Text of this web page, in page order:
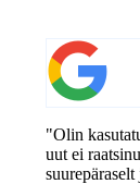
"Olin
uut ei